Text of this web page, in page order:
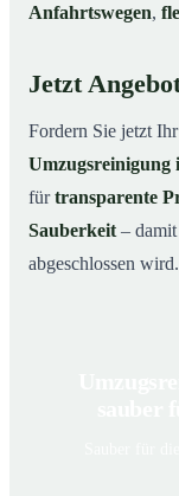
Anfahrtswegen,
Jetzt
Fordern Sie jetzt Ihr
Umzugsreinigung
fürtransparente
Sauberkeit –
abgeschlossen wird.